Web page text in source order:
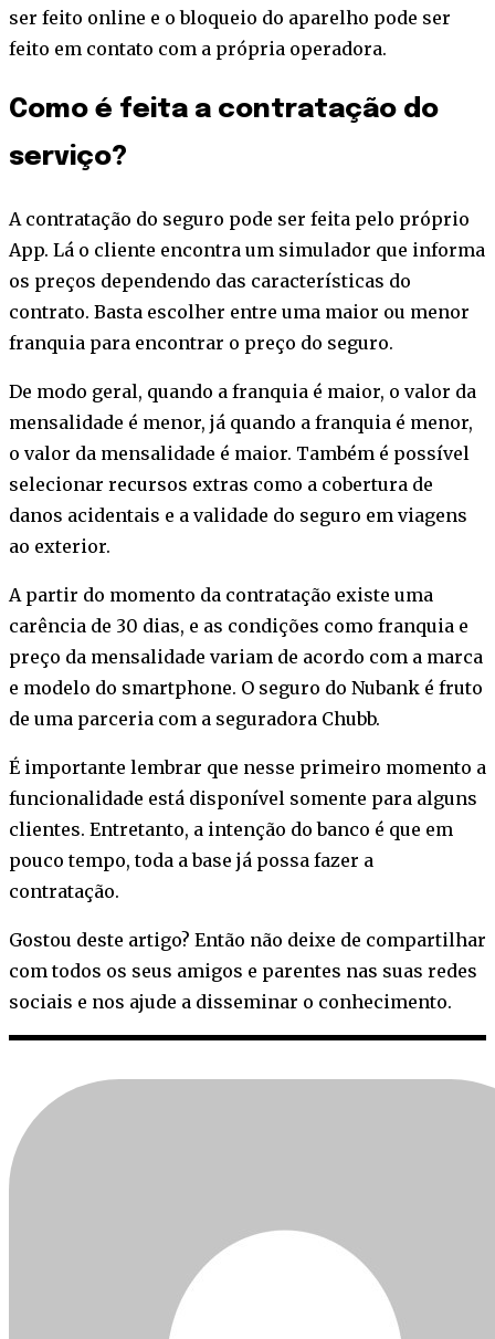
ser feito online e o bloqueio do aparelho pode ser
feito em contato com a própria operadora.
Como é feita a contratação do
serviço?
A contratação do seguro pode ser feita pelo próprio
App. Lá o cliente encontra um simulador que informa
os preços dependendo das características do
contrato. Basta escolher entre uma maior ou menor
franquia para encontrar o preço do seguro.
De modo geral, quando a franquia é maior, o valor da
mensalidade é menor, já quando a franquia é menor,
o valor da mensalidade é maior. Também é possível
selecionar recursos extras como a cobertura de
danos acidentais e a validade do seguro em viagens
ao exterior.
A partir do momento da contratação existe uma
carência de 30 dias, e as condições como franquia e
preço da mensalidade variam de acordo com a marca
e modelo do smartphone. O seguro do Nubank é fruto
de uma parceria com a seguradora Chubb.
É importante lembrar que nesse primeiro momento a
funcionalidade está disponível somente para alguns
clientes. Entretanto, a intenção do banco é que em
pouco tempo, toda a base já possa fazer a
contratação.
Gostou deste artigo? Então não deixe de compartilhar
com todos os seus amigos e parentes nas suas redes
sociais e nos ajude a disseminar o conhecimento.